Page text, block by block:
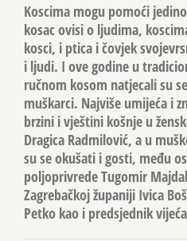
Koscima mogu pomoći
kosac ovisi o ljudima,
kosci, i ptica i čovjek
i ljudi. I ove godine u
ručnom kosom natjecali su
muškarci. Najviše umijeća i
brzini i vještini košnje u
Dragica Radmilović, a u
su se okušati i gosti, među
poljoprivrede Tugomir
Zagrebačkoj županiji Ivica
Petko kao i predsjednik